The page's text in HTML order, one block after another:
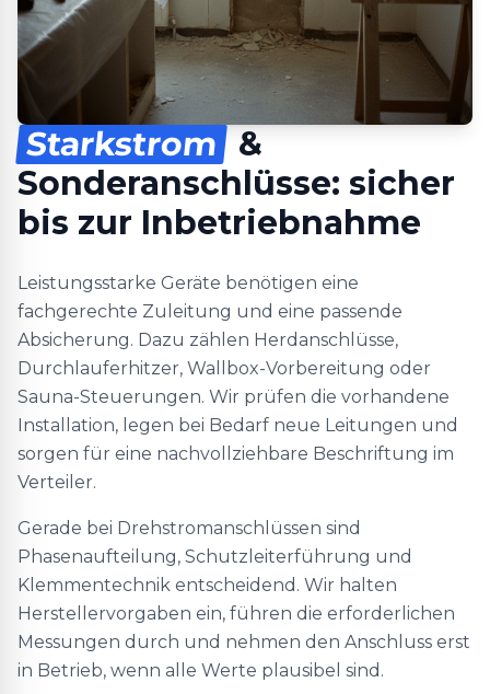
Starkstrom &
Sonderanschlüsse: sicher
bis zur Inbetriebnahme
Leistungsstarke Geräte benötigen eine
fachgerechte Zuleitung und eine passende
Absicherung. Dazu zählen Herdanschlüsse,
Durchlauferhitzer, Wallbox-Vorbereitung oder
Sauna-Steuerungen. Wir prüfen die vorhandene
Installation, legen bei Bedarf neue Leitungen und
sorgen für eine nachvollziehbare Beschriftung im
Verteiler.
Gerade bei Drehstromanschlüssen sind
Phasenaufteilung, Schutzleiterführung und
Klemmentechnik entscheidend. Wir halten
Herstellervorgaben ein, führen die erforderlichen
Messungen durch und nehmen den Anschluss erst
in Betrieb, wenn alle Werte plausibel sind.